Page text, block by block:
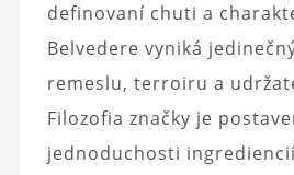
definovaní chuti a
Belvedere vyniká
remeslu, terroiru a
Filozofia značky je
jednoduchosti